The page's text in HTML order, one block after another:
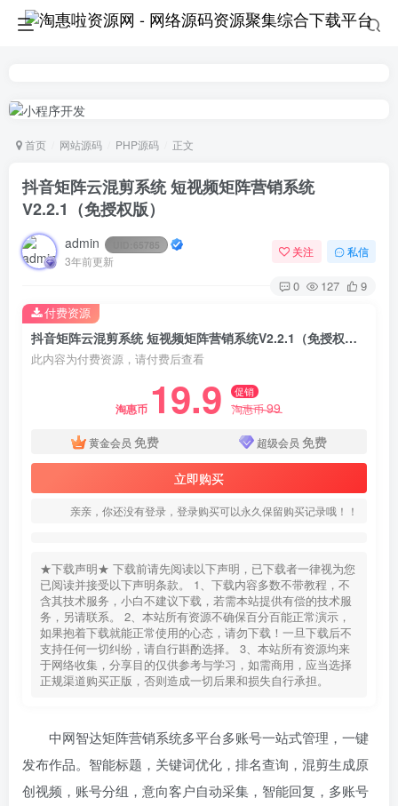
首页 网站源码 PHP源码 正文
抖音矩阵云混剪系统 短视频矩阵营销系统
V2.2.1（免授权版）
admin 65785
3年前更新
关注 私信
0 127 9
抖音矩阵云混剪系统 短视频矩阵营销系统V2.2.1（免授权版）
此内容为付费资源，请付费后查看
淘惠币 19.9 促销
淘惠币99
黄金会员 免费 超级会员 免费
立即购买
亲亲，你还没有登录，登录购买可以永久保留购买记录哦！！
★下载声明★ 下载前请先阅读以下声明，已下载者一律视为您
已阅读并接受以下声明条款。 1、下载内容多数不带教程，不
含其技术服务，小白不建议下载，若需本站提供有偿的技术服
务，另请联系。 2、本站所有资源不确保百分百能正常演示，
如果抱着下载就能正常使用的心态，请勿下载！一旦下载后不
支持任何一切纠纷，请自行斟酌选择。 3、本站所有资源均来
于网络收集，分享目的仅供参考与学习，如需商用，应当选择
正规渠道购买正版，否则造成一切后果和损失自行承担。
付费资源
中网智达矩阵营销系统多平台多账号一站式管理，一键
发布作品。智能标题，关键词优化，排名查询，混剪生成原
创视频，账号分组，意向客户自动采集，智能回复，多账号